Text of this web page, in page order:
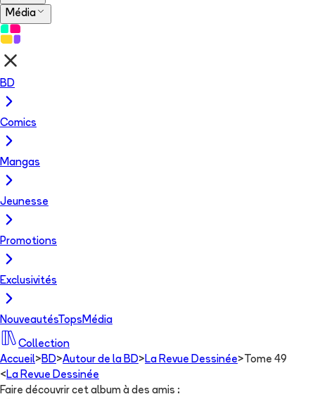
Média
BD
Comics
Mangas
Jeunesse
Promotions
Exclusivités
NouveautésTops Média
Collection
Accueil> BD>Autour de la BD> La Revue Dessinée> Tome 49
< La Revue Dessinée
Faire découvrir cet album à des amis :